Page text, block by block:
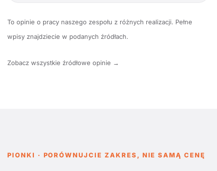
To opinie o pracy naszego zespołu z różnych realizacji. Pełne
wpisy znajdziecie w podanych źródłach.
Zobacz wszystkie źródłowe opinie →
PIONKI · PORÓWNUJCIE ZAKRES, NIE SAMĄ CENĘ